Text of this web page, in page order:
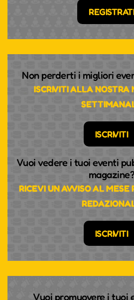
REGISTRATI
Non perderti i migliori
ISCRIVITI ALLA NOSTRA
ISCRIVITI
Vuoi vedere i tuoi eventi
magazine?
RICEVI UN AVVISO AL MESE
ISCRIVITI
Vuoi promuovere i tuoi